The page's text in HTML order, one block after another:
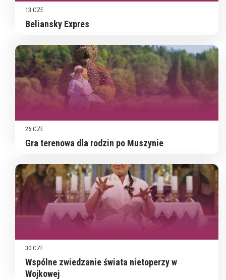
13 CZE
Beliansky Expres
26 CZE
Gra terenowa dla rodzin po Muszynie
30 CZE
Wspólne zwiedzanie świata nietoperzy w
Wojkowej